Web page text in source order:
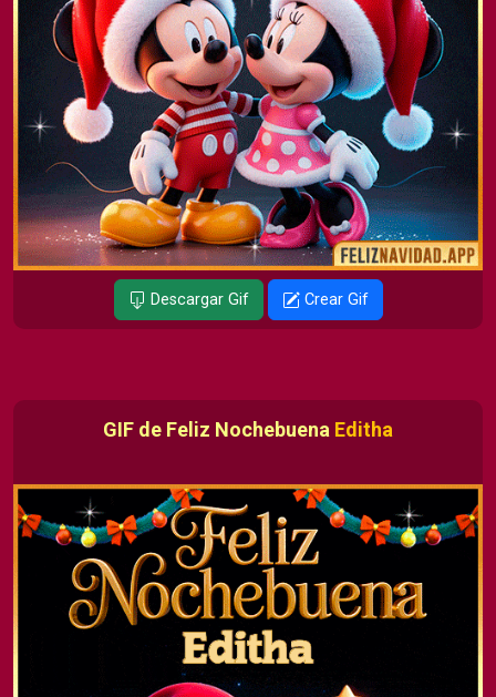
Descargar Gif Crear Gif
GIF de Feliz Nochebuena Editha